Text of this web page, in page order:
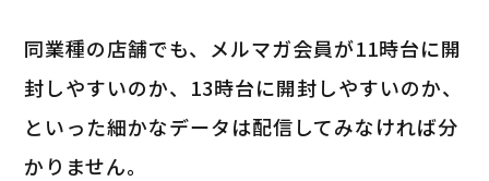
同業種の店舗でも、メルマガ会員が11時台に開
封しやすいのか、13時台に開封しやすいのか、
といった細かなデータは配信してみなければ分
かりません。